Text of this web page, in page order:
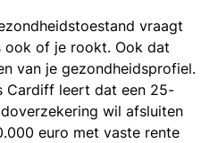
vraagt
ook of je rookt. Ook dat
van je gezondheidsprofiel.
Cardiff leert dat een 25-
wil afsluiten
euro met vaste rente